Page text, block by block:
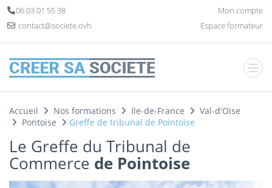
06 03 01 55 38
contact@societe.ovh
Mon compte
Espace formateur
Accueil Nos formations Ile-de-France
Val-d'Oise
Pontoise
Greffe de tribunal de Pointoise
Le Greffe du Tribunal de
Commerce de Pointoise
Panneau de gestion des cookies